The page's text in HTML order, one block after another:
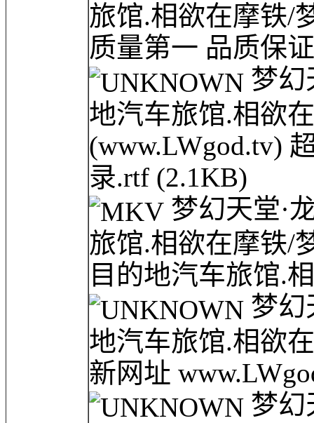
旅馆.相欲在摩铁/
质量第一 品质保
梦幻
地汽车旅馆.相欲
(www.LWgod.tv)
录.rtf (2.1KB)
梦幻天堂·
旅馆.相欲在摩铁/
目的地汽车旅馆.
梦幻
地汽车旅馆.相欲
新网址
梦幻